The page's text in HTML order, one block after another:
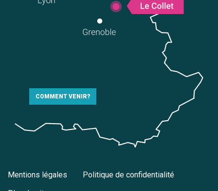
COMMENT VENIR?
Mentions légales Politique de confidentialité